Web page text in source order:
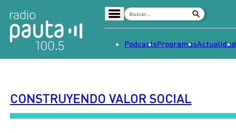
Streaming
Señal 2
PodcastsProgramasActualidad
CONSTRUYENDO VALOR SOCIAL